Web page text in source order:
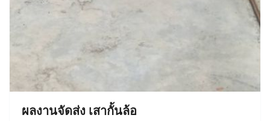
ผลงานจัดส่ง เสากั้นล้อ